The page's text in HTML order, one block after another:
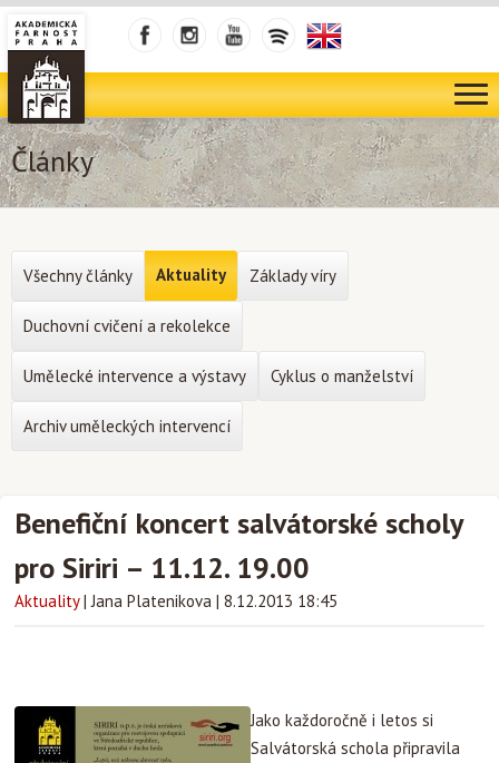
Články
Benefiční koncert salvátorské scholy
pro Siriri – 11.12. 19.00
Aktuality |Jana Platenikova | 8.12.2013 18:45
Jako každoročně i letos si
Salvátorská schola připravila
Všechny články Aktuality Základy víry
Duchovní cvičení a rekolekce
Umělecké intervence a výstavy Cyklus o manželství
Archiv uměleckých intervencí